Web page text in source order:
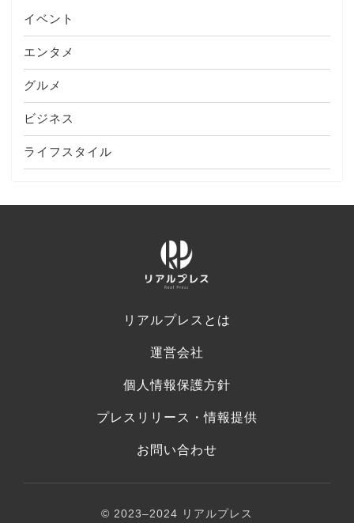
イベント
エンタメ
グルメ
ビジネス
ライフスタイル
リアルプレスとは
運営会社
個人情報保護方針
プレスリリース・情報提供
お問い合わせ
© 2023–2024 リアルプレス